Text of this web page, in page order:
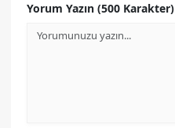
Yorum Yazın (500 Karakter)